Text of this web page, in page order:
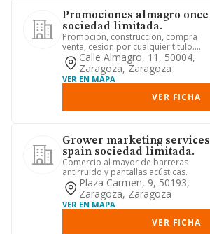
Promociones almagro once
sociedad limitada.
Promocion, construccion, compra
venta, cesion por cualquier titulo.
gestion, administracion y arren...
Calle Almagro, 11, 50004,
Zaragoza, Zaragoza
VER EN MAPA
VER FICHA
Grower marketing services
spain sociedad limitada.
Comercio al mayor de barreras
antirruido y pantallas acústicas.
Plaza Carmen, 9, 50193,
Zaragoza, Zaragoza
VER EN MAPA
VER FICHA